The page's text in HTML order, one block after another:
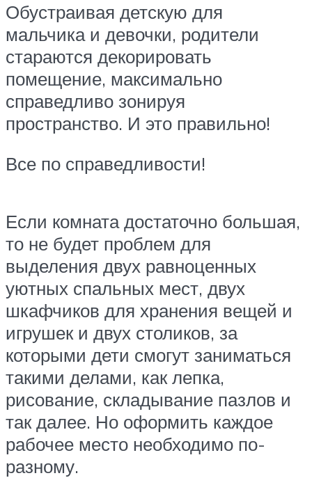
Обустраивая детскую для
мальчика и девочки, родители
стараются декорировать
помещение, максимально
справедливо зонируя
пространство. И это правильно!
Все по справедливости!
Если комната достаточно большая,
то не будет проблем для
выделения двух равноценных
уютных спальных мест, двух
шкафчиков для хранения вещей и
игрушек и двух столиков, за
которыми дети смогут заниматься
такими делами, как лепка,
рисование, складывание пазлов и
так далее. Но оформить каждое
рабочее место необходимо по-
разному.